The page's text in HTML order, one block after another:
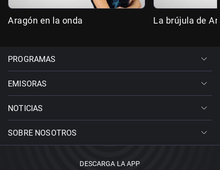
Aragón en la onda La brújula de
PROGRAMAS
EMISORAS
NOTICIAS
SOBRE NOSOTROS
DESCARGA LA APP